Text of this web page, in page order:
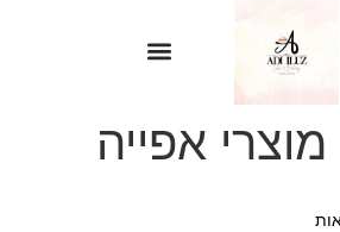
מוצרי אפייה